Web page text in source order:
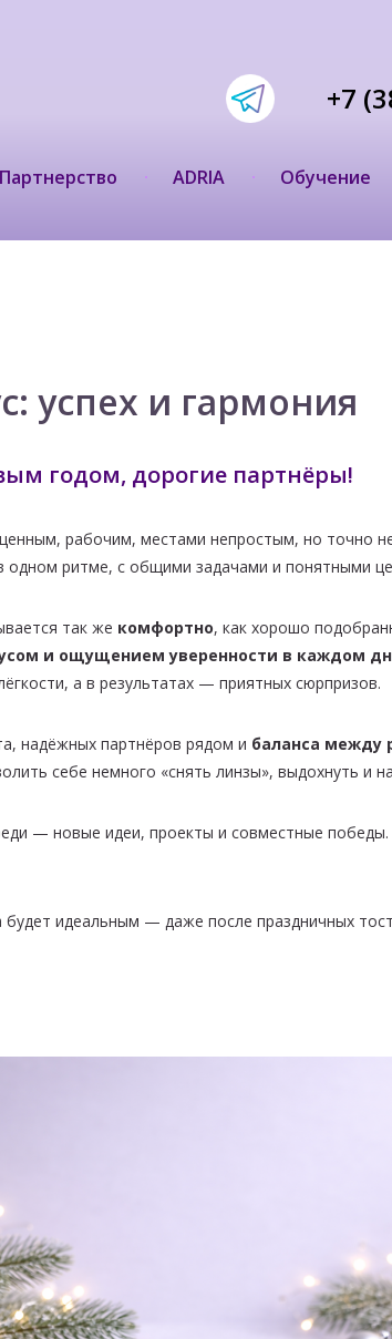
+7
Партнерство ADRIA Обучение
успех и гармония
годом, дорогие партнёры!
рабочим, местами непростым, но точно
ритме, с общими задачами и понятными
так же комфортно, как хорошо
и ощущением уверенности в каждом
а в результатах — приятных сюрпризов.
надёжных партнёров рядом и баланса между
себе немного «снять линзы», выдохнуть и
— новые идеи, проекты и совместные победы.
будет идеальным — даже после праздничных